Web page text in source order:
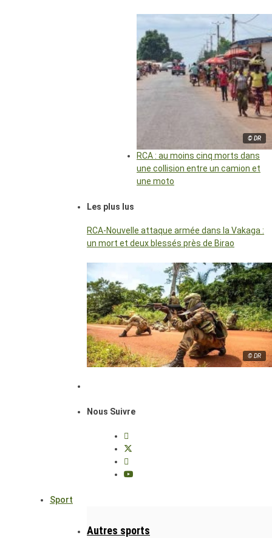
© DR
RCA : au moins cinq morts dans
une collision entre un camion et
une moto
Les plus lus
RCA-Nouvelle attaque armée dans la Vakaga :
un mort et deux blessés près de Birao
© DR
Nous Suivre
Sport
Autres sports